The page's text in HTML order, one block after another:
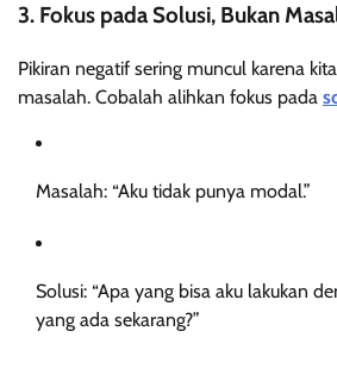
3. Fokus pada Solusi, Bukan
Pikiran negatif sering muncul karena
masalah. Cobalah alihkan fokus pada
Masalah: “Aku tidak punya modal.”
Solusi: “Apa yang bisa aku lakukan
yang ada sekarang?”